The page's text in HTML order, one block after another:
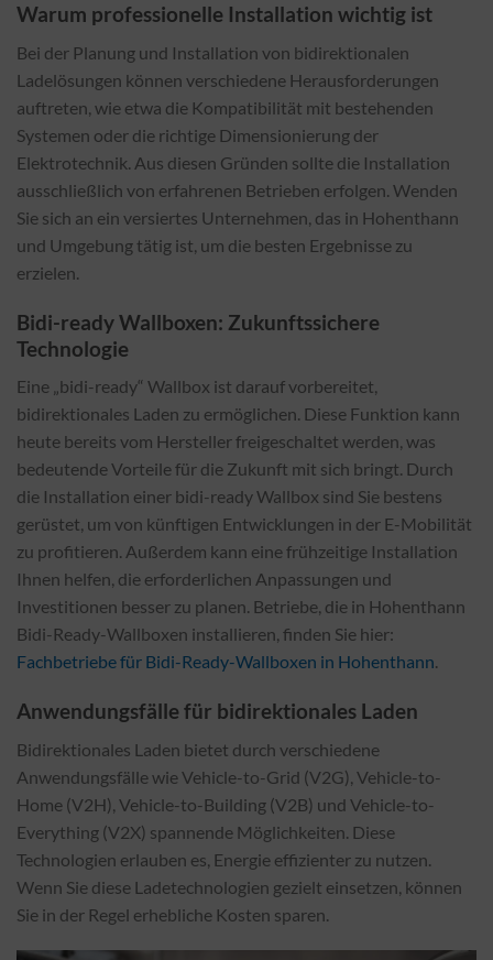
Warum professionelle Installation wichtig ist
Bei der Planung und Installation von bidirektionalen
Ladelösungen können verschiedene Herausforderungen
auftreten, wie etwa die Kompatibilität mit bestehenden
Systemen oder die richtige Dimensionierung der
Elektrotechnik. Aus diesen Gründen sollte die Installation
ausschließlich von erfahrenen Betrieben erfolgen. Wenden
Sie sich an ein versiertes Unternehmen, das in Hohenthann
und Umgebung tätig ist, um die besten Ergebnisse zu
erzielen.
Bidi-ready Wallboxen: Zukunftssichere
Technologie
Eine „bidi-ready“ Wallbox ist darauf vorbereitet,
bidirektionales Laden zu ermöglichen. Diese Funktion kann
heute bereits vom Hersteller freigeschaltet werden, was
bedeutende Vorteile für die Zukunft mit sich bringt. Durch
die Installation einer bidi-ready Wallbox sind Sie bestens
gerüstet, um von künftigen Entwicklungen in der E-Mobilität
zu profitieren. Außerdem kann eine frühzeitige Installation
Ihnen helfen, die erforderlichen Anpassungen und
Investitionen besser zu planen. Betriebe, die in Hohenthann
Bidi-Ready-Wallboxen installieren, finden Sie hier:
Fachbetriebe für Bidi-Ready-Wallboxen in Hohenthann.
Anwendungsfälle für bidirektionales Laden
Bidirektionales Laden bietet durch verschiedene
Anwendungsfälle wie Vehicle-to-Grid (V2G), Vehicle-to-
Home (V2H), Vehicle-to-Building (V2B) und Vehicle-to-
Everything (V2X) spannende Möglichkeiten. Diese
Technologien erlauben es, Energie effizienter zu nutzen.
Wenn Sie diese Ladetechnologien gezielt einsetzen, können
Sie in der Regel erhebliche Kosten sparen.